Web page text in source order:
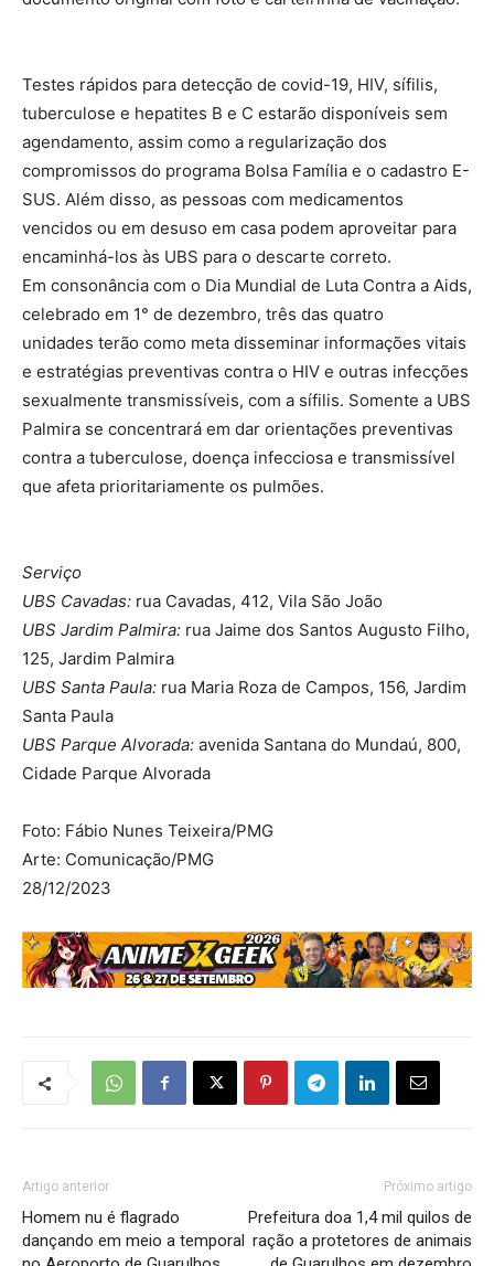
Testes rápidos para detecção de covid-19, HIV, sífilis,
tuberculose e hepatites B e C estarão disponíveis sem
agendamento, assim como a regularização dos
compromissos do programa Bolsa Família e o cadastro E-
SUS. Além disso, as pessoas com medicamentos
vencidos ou em desuso em casa podem aproveitar para
encaminhá-los às UBS para o descarte correto.
Em consonância com o Dia Mundial de Luta Contra a Aids,
celebrado em 1° de dezembro, três das quatro
unidades terão como meta disseminar informações vitais
e estratégias preventivas contra o HIV e outras infecções
sexualmente transmissíveis, com a sífilis. Somente a UBS
Palmira se concentrará em dar orientações preventivas
contra a tuberculose, doença infecciosa e transmissível
que afeta prioritariamente os pulmões.
Serviço
UBS Cavadas: rua Cavadas, 412, Vila São João
UBS Jardim Palmira: rua Jaime dos Santos Augusto Filho,
125, Jardim Palmira
UBS Santa Paula: rua Maria Roza de Campos, 156, Jardim
Santa Paula
UBS Parque Alvorada: avenida Santana do Mundaú, 800,
Cidade Parque Alvorada
Foto: Fábio Nunes Teixeira/PMG
Arte: Comunicação/PMG
28/12/2023
Artigo anterior
Homem nu é flagrado
dançando em meio a temporal
Próximo artigo
Prefeitura doa 1,4 mil quilos de
ração a protetores de animais